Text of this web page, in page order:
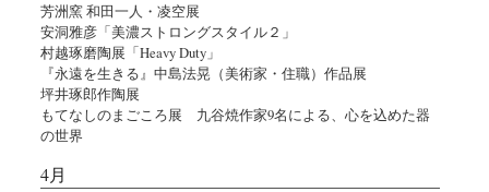
芳洲窯 和田一人・凌空展
安洞雅彦「美濃ストロングスタイル２」
村越琢磨陶展「Heavy Duty」
『永遠を生きる』中島法晃（美術家・住職）作品展
坪井琢郎作陶展
もてなしのまごころ展 九谷焼作家9名による、心を込めた器
の世界
4月